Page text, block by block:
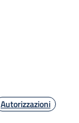
Autorizzazioni